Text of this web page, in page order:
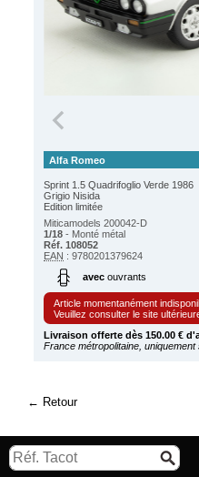
Alfa Romeo
Sprint 1.5 Quadrifoglio Verde 1986
Grigio Nisida
Edition limitée
Miticamodels 200042-D
1/18 - Monté métal
Réf. 108052
EAN : 9780201379624
avecouvrants
Article momentanément
Veuillez consulter le site
Livraison offerte dès 150.00 €
France métropolitaine, uniquement
Retour